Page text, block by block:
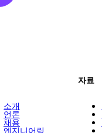
소개
언론
채용
엔지니어링
자료